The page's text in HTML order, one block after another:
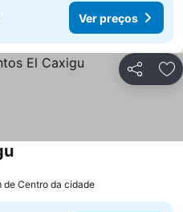
Ver preços
Partilhar
de Centro da cidade